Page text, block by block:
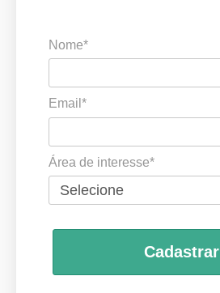
Nome*
Email*
Área de interesse*
Cadastrar